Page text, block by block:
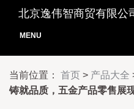
北京逸伟智商贸有限公
MENU
当前位置： 首页 > 产品大全
铸就品质，五金产品零售展